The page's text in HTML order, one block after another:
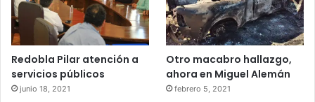
Redobla Pilar atención a
servicios públicos
junio 18, 2021
Otro macabro hallazgo,
ahora en Miguel Alemán
febrero 5, 2021